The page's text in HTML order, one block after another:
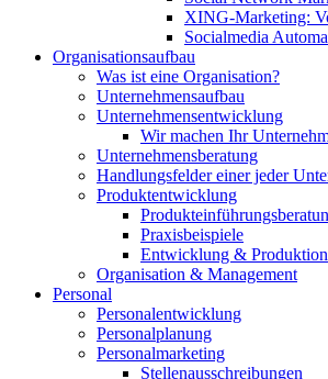
XING-Marketing:
Socialmedia
Organisationsaufbau
Was ist eine Organisation?
Unternehmensaufbau
Unternehmensentwicklung
Wir machen Ihr
Unternehmensberatung
Handlungsfelder einer jeder
Produktentwicklung
Praxisbeispiele
Entwicklung & Produktion
Organisation & Management
Personal
Personalentwicklung
Personalplanung
Personalmarketing
Stellenausschreibungen